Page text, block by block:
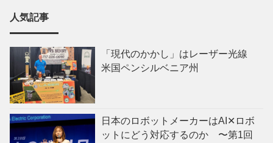
人気記事
「現代のかかし」はレーザー光線
米国ペンシルベニア州
日本のロボットメーカーはAI✕ロボ
ットにどう対応するのか 〜第1回